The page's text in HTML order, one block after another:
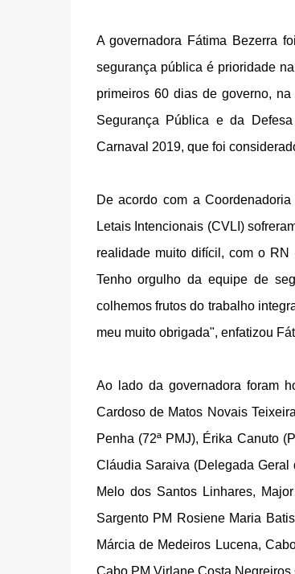
A governadora Fátima Bezerra
segurança pública é prioridade
primeiros 60 dias de governo,
Segurança Pública e da
Carnaval 2019, que foi
De acordo com a
Letais Intencionais (CVLI)
realidade muito difícil, com o
Tenho orgulho da equipe de
colhemos frutos do trabalho
meu muito obrigada", enfatizou
Ao lado da governadora foram
Cardoso de Matos Novais
Penha (72ª PMJ), Érika Canuto
Cláudia Saraiva (Delegada
Melo dos Santos Linhares,
Sargento PM Rosiene Maria
Márcia de Medeiros Lucena,
Cabo PM Virlane Costa Negreiros